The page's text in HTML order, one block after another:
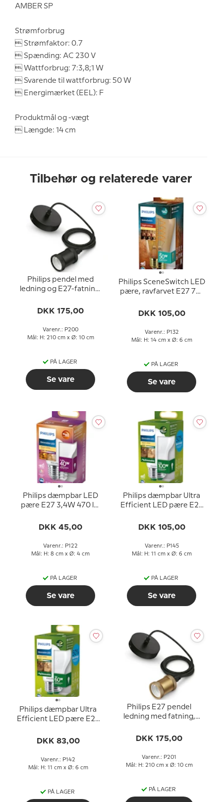
AMBER SP
Strømforbrug
 Strømfaktor: 0.7
 Spænding: AC 230 V
 Wattforbrug: 7:3,8;1 W
 Svarende til wattforbrug: 50 W
 Energimærket (EEL): F
Produktmål og -vægt
 Længde: 14 cm
Tilbehør og relaterede varer
Philips pendel med
ledning og E27-fatning,
DKK 175,00
Varenr.: P200
Mål: H: 210 cm x Ø: 10 cm
PÅ LAGER
Se vare
Philips SceneSwitch LED
pære, ravfarvet E27 7W
til 50 watt) Varm Hvidt
timer))
DKK 105,00
Varenr.: P132
Mål: H: 14 cm x Ø: 6 cm
PÅ LAGER
Se vare
Philips dæmpbar LED
pære E27 3,4W 470 lm
Hvidt Lys 2200-2700K
DKK 45,00
Varenr.: P122
Mål: H: 8 cm x Ø: 4 cm
PÅ LAGER
Se vare
Philips dæmpbar Ultra
Efficient LED pære E27
100 watt) Varm Hvidt Lys
DKK 105,00
Varenr.: P145
Mål: H: 11 cm x Ø: 6 cm
PÅ LAGER
Se vare
Philips dæmpbar Ultra
Efficient LED pære E27
watt) Varm Hvidt Lys
DKK 83,00
Varenr.: P142
Mål: H: 11 cm x Ø: 6 cm
PÅ LAGER
Philips E27 pendel
ledning med fatning,
DKK 175,00
Varenr.: P201
Mål: H: 210 cm x Ø: 10 cm
PÅ LAGER